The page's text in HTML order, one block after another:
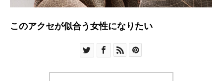
このアクセが似合う女性になりたい